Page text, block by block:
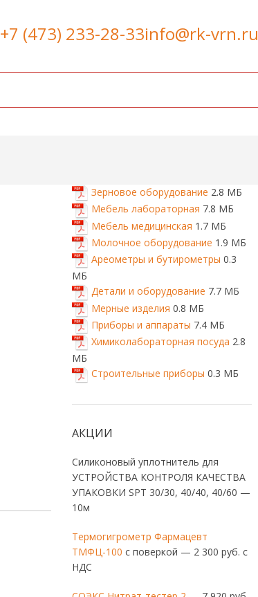
+7 (473) 233-28-33info@rk-vrn.ru
Зерновое оборудование 2.8 МБ
Мебель лабораторная 7.8 МБ
Мебель медицинская 1.7 МБ
Молочное оборудование 1.9 МБ
Ареометры и бутирометры 0.3
МБ
Детали и оборудование 7.7 МБ
Мерные изделия 0.8 МБ
Приборы и аппараты 7.4 МБ
Химиколабораторная посуда 2.8
МБ
Строительные приборы 0.3 МБ
АКЦИИ
Силиконовый уплотнитель для
УСТРОЙСТВА КОНТРОЛЯ КАЧЕСТВА
УПАКОВКИ SPT 30/30, 40/40, 40/60 —
10м
Термогигрометр Фармацевт
ТМФЦ-100 с поверкой — 2 300 руб. с
НДС